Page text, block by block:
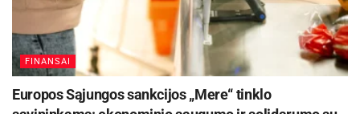
FINANSAI
Europos Sąjungos sankcijos „Mere“ tinklo